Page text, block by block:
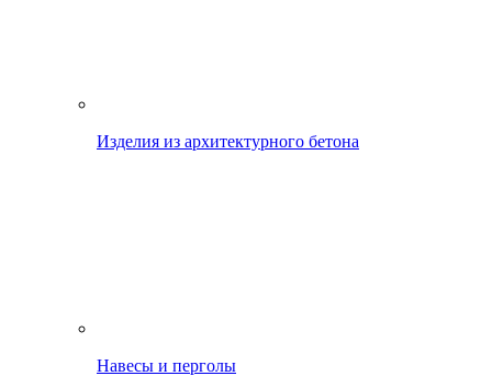
Изделия из архитектурного бетона
Навесы и перголы